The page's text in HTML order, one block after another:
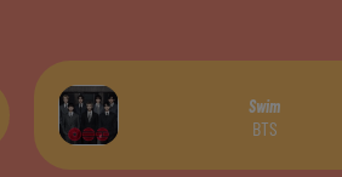
Swim
BTS